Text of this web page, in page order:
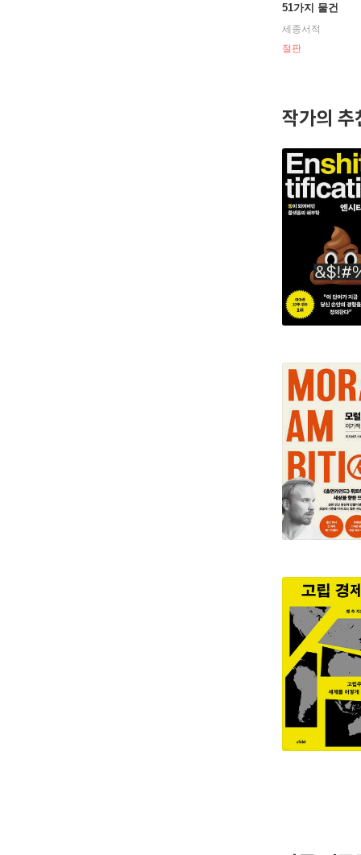
51가지 물건
세종서적
절판
작가의 추